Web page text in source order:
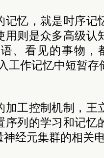
记忆，就是时序记
用则是众多高级认
、看见的事物，
工作记忆中短暂
加工控制机制，王
序列的学习和记忆
经元集群的相关